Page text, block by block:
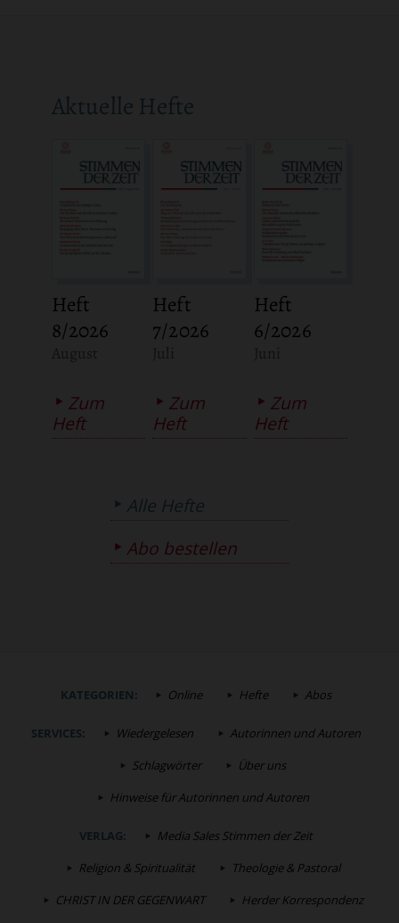
Aktuelle Hefte
Heft
8/2026
Zum
Heft
Heft
7/2026
Zum
Heft
Heft
6/2026
Zum
Heft
Alle Hefte
Abo bestellen
KATEGORIEN: Online Hefte Abos
SERVICES: Wiedergelesen
Autorinnen und Autoren
Schlagwörter
Über uns
Hinweise für Autorinnen und Autoren
VERLAG:
Media Sales Stimmen der Zeit
Religion & Spiritualität
Theologie & Pastoral
CHRIST IN DER GEGENWART
Herder Korrespondenz